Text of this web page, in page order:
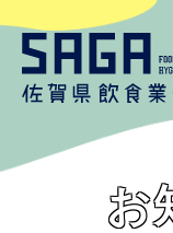
お